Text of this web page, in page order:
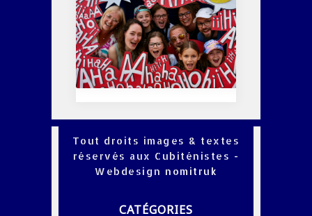
Tout droits images & textes
réservés aux Cubiténistes -
Webdesign nomitruk
CATÉGORIES